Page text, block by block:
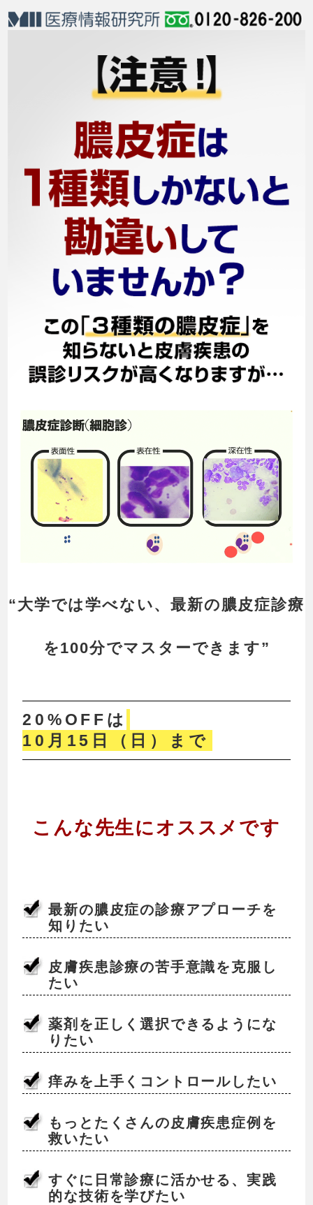
“大学では学べない、最新の膿皮症診療
を100分でマスターできます”
20%OFFは
10月15日（日）まで
こんな先生にオススメです
最新の膿皮症の診療アプローチを
知りたい
皮膚疾患診療の苦手意識を克服し
たい
薬剤を正しく選択できるようにな
りたい
痒みを上手くコントロールしたい
もっとたくさんの皮膚疾患症例を
救いたい
すぐに日常診療に活かせる、実践
的な技術を学びたい